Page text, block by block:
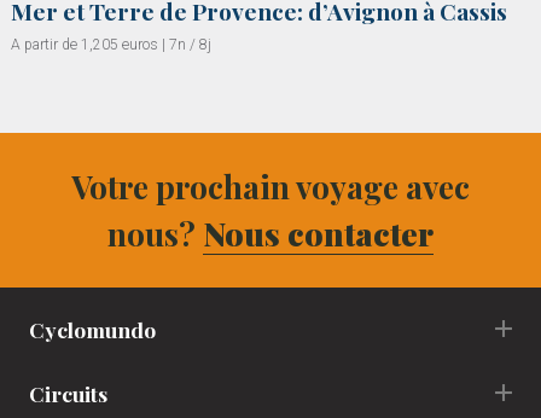
Mer et Terre de Provence: d’Avignon à Cassis
A partir de 1,205 euros | 7n / 8j
Votre prochain voyage avec
nous? Nous contacter
Cyclomundo
Circuits